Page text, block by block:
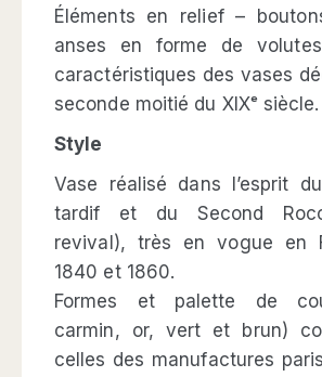
Éléments en relief –
anses en forme de
caractéristiques des vases
seconde moitié du XIXᵉ siècle.
Style
Vase réalisé dans l’esprit
tardif et du Second
revival), très en vogue en
1840 et 1860.
Formes et palette de
carmin, or, vert et brun)
celles des manufactures